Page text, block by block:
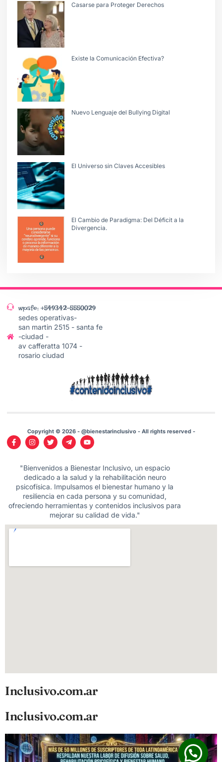
Casarse para Proteger Derechos
Existe la Comunicación Efectiva?
Nuevo Lenguaje del Bullying Digital
El Universo sin Claves Accesibles
El Cambio de Paradigma: Del Déficit a la
Divergencia.
wpsfe: +549342-5550029
sedes operativas-
san martin 2515 - santa fe
-ciudad -
av cafferatta 1074 -
rosario ciudad
Copyright © 2026 - @bienestarinclusivo - All rights reserved -
"Bienvenidos a Bienestar Inclusivo, un espacio
dedicado a la salud y la rehabilitación neuro
psicofísica. Impulsamos el bienestar humano y la
resiliencia en cada persona y su comunidad,
ofreciendo herramientas y contenidos inclusivos para
mejorar su calidad de vida."
Inclusivo.com.ar
Inclusivo.com.ar